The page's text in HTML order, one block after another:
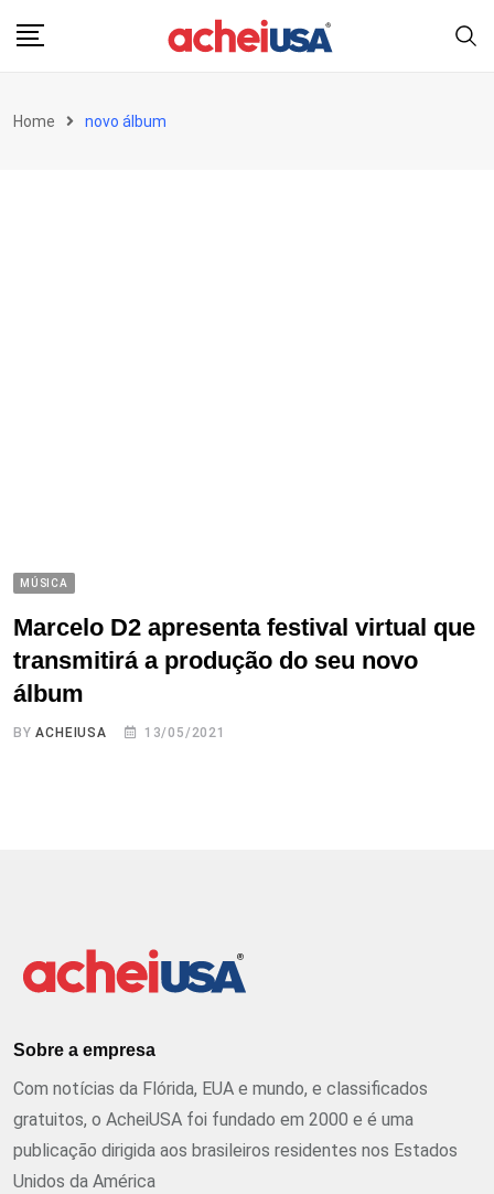
Home novo álbum
MÚSICA
Marcelo D2 apresenta festival virtual que
transmitirá a produção do seu novo
álbum
BYACHEIUSA 13/05/2021
Sobre a empresa
Com notícias da Flórida, EUA e mundo, e classificados
gratuitos, o AcheiUSA foi fundado em 2000 e é uma
publicação dirigida aos brasileiros residentes nos Estados
Unidos da América